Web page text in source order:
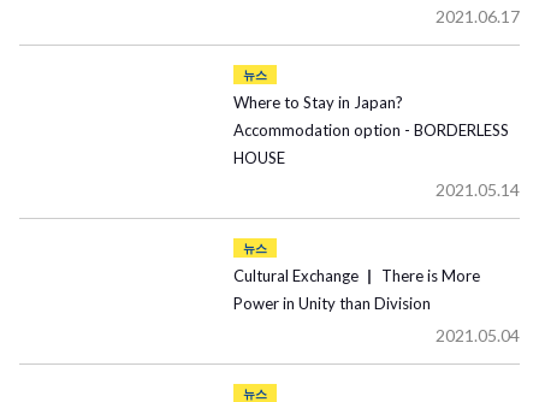
2021.06.17
뉴스
Where to Stay in Japan?
Accommodation option - BORDERLESS
HOUSE
2021.05.14
뉴스
Cultural Exchange ▏ There is More
Power in Unity than Division
2021.05.04
뉴스